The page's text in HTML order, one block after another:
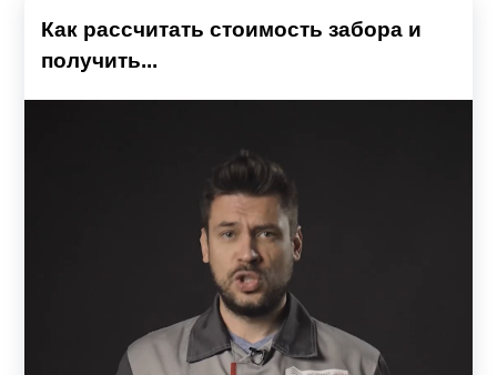
Как рассчитать стоимость забора и
получить...